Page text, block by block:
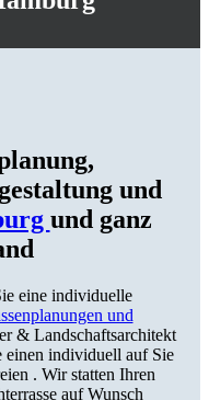
und
und ganz
eine individuelle
und
& Landschaftsarchitekt
einen individuell auf Sie
. Wir statten Ihren
auf Wunsch